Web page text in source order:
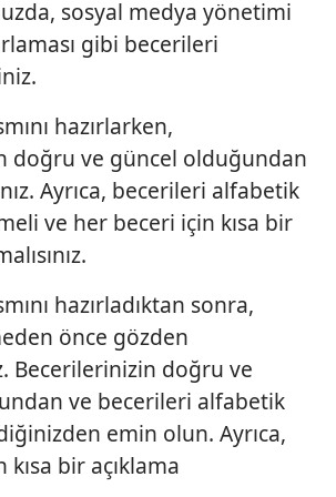
sosyal medya yönetimi
gibi becerileri
hazırlarken,
doğru ve güncel olduğundan
Ayrıca, becerileri alfabetik
ve her beceri için kısa bir
hazırladıktan sonra,
önce gözden
Becerilerinizin doğru ve
ve becerileri alfabetik
emin olun. Ayrıca,
bir açıklama